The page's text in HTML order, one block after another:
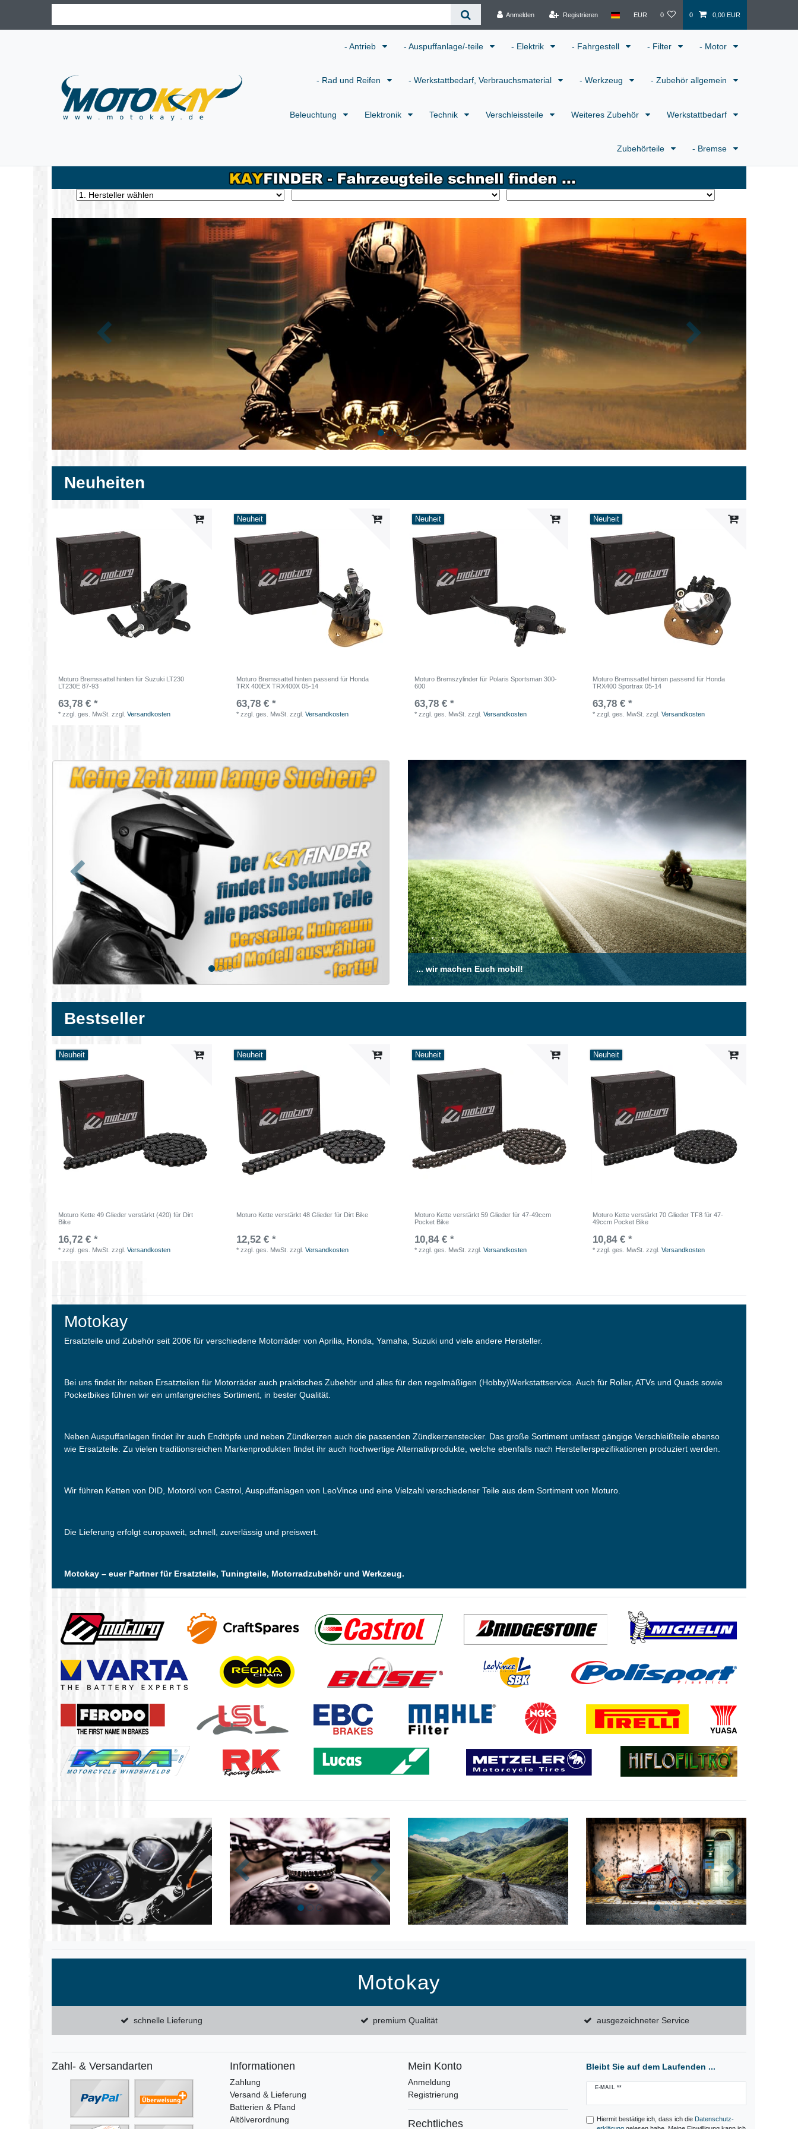
Anmelden Registrieren EUR 0 0 0,00 EUR
- Antrieb - Auspuffanlage/-teile - Elektrik - Fahrgestell - Filter - Motor
- Rad und Reifen - Werkstattbedarf, Verbrauchsmaterial - Werkzeug - Zubehör allgemein
Beleuchtung Elektronik Technik Verschleissteile Weiteres Zubehör Werkstattbedarf
Zubehörteile - Bremse
Zurück Nächste
Neuheiten
Moturo Bremssattel hinten für Suzuki LT230
LT230E 87-93
63,78 € *
*zzgl. ges. MwSt. zzgl.Versandkosten
Neuheit
Moturo Bremssattel hinten passend für Honda
TRX 400EX TRX400X 05-14
63,78 € *
*zzgl. ges. MwSt. zzgl.Versandkosten
Neuheit
Moturo Bremszylinder für Polaris Sportsman 300-
600
63,78 € *
*zzgl. ges. MwSt. zzgl.Versandkosten
Neuheit
Moturo Bremssattel hinten passend für Honda
TRX400 Sportrax 05-14
63,78 € *
*zzgl. ges. MwSt. zzgl.Versandkosten
Zurück Nächste
... wir machen Euch mobil!
Bestseller
Neuheit
Moturo Kette 49 Glieder verstärkt (420) für Dirt
Bike
16,72 € *
*zzgl. ges. MwSt. zzgl.Versandkosten
Neuheit
Moturo Kette verstärkt 48 Glieder für Dirt Bike
12,52 € *
*zzgl. ges. MwSt. zzgl.Versandkosten
Neuheit
Moturo Kette verstärkt 59 Glieder für 47-49ccm
Pocket Bike
10,84 € *
*zzgl. ges. MwSt. zzgl.Versandkosten
Neuheit
Moturo Kette verstärkt 70 Glieder TF8 für 47-
49ccm Pocket Bike
10,84 € *
*zzgl. ges. MwSt. zzgl.Versandkosten
Motokay
Ersatzteile und Zubehör seit 2006 für verschiedene Motorräder von Aprilia, Honda, Yamaha, Suzuki und viele andere Hersteller.
Bei uns findet ihr neben Ersatzteilen für Motorräder auch praktisches Zubehör und alles für den regelmäßigen (Hobby)Werkstattservice. Auch für Roller, ATVs und Quads sowie
Pocketbikes führen wir ein umfangreiches Sortiment, in bester Qualität.
Neben Auspuffanlagen findet ihr auch Endtöpfe und neben Zündkerzen auch die passenden Zündkerzenstecker. Das große Sortiment umfasst gängige Verschleißteile ebenso
wie Ersatzteile. Zu vielen traditionsreichen Markenprodukten findet ihr auch hochwertige Alternativprodukte, welche ebenfalls nach Herstellerspezifikationen produziert werden.
Wir führen Ketten von DID, Motoröl von Castrol, Auspuffanlagen von LeoVince und eine Vielzahl verschiedener Teile aus dem Sortiment von Moturo.
Die Lieferung erfolgt europaweit, schnell, zuverlässig und preiswert.
Motokay – euer Partner für Ersatzteile, Tuningteile, Motorradzubehör und Werkzeug.
Zurück Nächste Zurück Nächste
Motokay
schnelle Lieferung premium Qualität ausgezeichneter Service
Zahl- & Versandarten Informationen
Zahlung
Versand & Lieferung
Batterien & Pfand
Altölverordnung
Mein Konto
Anmeldung
Registrierung
Rechtliches
Bleibt Sie auf dem Laufenden ...
E-MAIL **
Newsletter
Hiermit bestätige ich, dass ich die Daten­schutz­